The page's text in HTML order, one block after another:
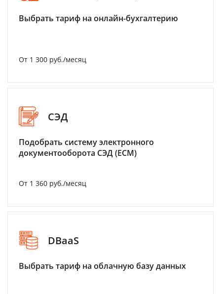
Выбрать тариф на онлайн-бухгалтерию
От 1 300 руб./месяц
СЭД
Подобрать систему электронного
документооборота СЭД (ECM)
От 1 360 руб./месяц
DBaaS
Выбрать тариф на облачную базу данных